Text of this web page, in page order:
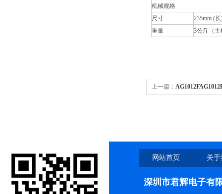
机械规格
尺寸
235mm (
重量
3公斤（主
上一篇：
网站首页 关
深圳市君辉电子有